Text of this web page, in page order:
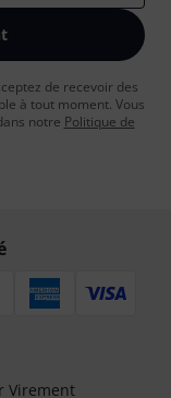
de recevoir des
à tout moment. Vous
notre Politique de
Virement